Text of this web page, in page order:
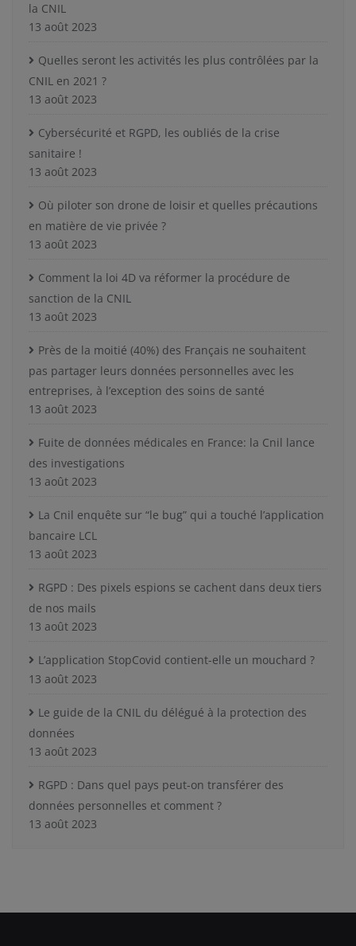
la CNIL
13 août 2023
Quelles seront les activités les plus contrôlées par la
CNIL en 2021 ?
13 août 2023
Cybersécurité et RGPD, les oubliés de la crise
sanitaire !
13 août 2023
Où piloter son drone de loisir et quelles précautions
en matière de vie privée ?
13 août 2023
Comment la loi 4D va réformer la procédure de
sanction de la CNIL
13 août 2023
Près de la moitié (40%) des Français ne souhaitent
pas partager leurs données personnelles avec les
entreprises, à l’exception des soins de santé
13 août 2023
Fuite de données médicales en France: la Cnil lance
des investigations
13 août 2023
La Cnil enquête sur “le bug” qui a touché l’application
bancaire LCL
13 août 2023
RGPD : Des pixels espions se cachent dans deux tiers
de nos mails
13 août 2023
L’application StopCovid contient-elle un mouchard ?
13 août 2023
Le guide de la CNIL du délégué à la protection des
données
13 août 2023
RGPD : Dans quel pays peut-on transférer des
données personnelles et comment ?
13 août 2023